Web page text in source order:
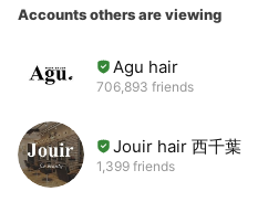
Accounts others are viewing
Agu hair
706,893 friends
Jouir hair 西千葉
1,399 friends